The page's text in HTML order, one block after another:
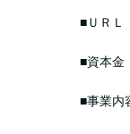
■Ｕ
■資
■事
・